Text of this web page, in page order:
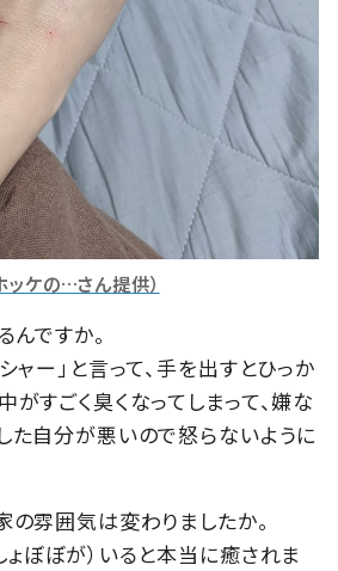
ッケの…さん提供）
ですか。
ャー」と言って、手を出すとひっか
がすごく臭くなってしまって、嫌な
た自分が悪いので怒らないように
の雰囲気は変わりましたか。
ょぼぼが）いると本当に癒されま